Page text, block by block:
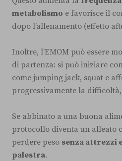
metabolismo e favorisce il
dopo l’allenamento (effetto
Inoltre, l’EMOM può essere
di partenza: si può iniziare
come jumping jack, squat e
progressivamente la
Se abbinato a una buona
protocollo diventa un alleato
perdere peso senza attrezzi
palestra.